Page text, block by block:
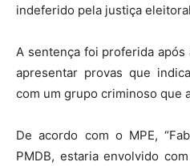
indeferido pela justiça
A sentença foi proferida após
apresentar provas que
com um grupo criminoso que
De acordo com o MPE,
PMDB, estaria envolvido